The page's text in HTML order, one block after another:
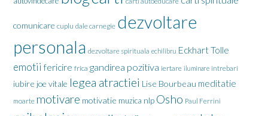
comunicare cuplu dale carnegie dezvoltare
personala dezvoltare spirituala echilibru Eckhart Tolle
emotii fericire frica gandirea pozitiva iertare iluminare intrebari
iubire joe vitale legea atractiei Lise Bourbeau meditatie
moarte motivare motivatie muzica nlp Osho Paul Ferrini